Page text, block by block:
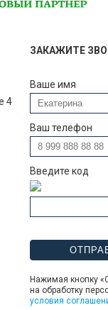
4
ЗАКАЖИТЕ
Ваше имя
Ваш телефон
Введите код
Нажимая кнопку
на обработку
условия